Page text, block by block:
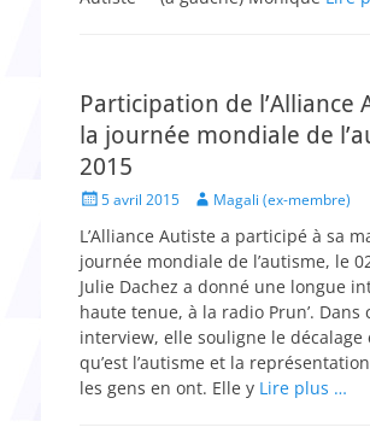
Participation de l’Alliance
la journée mondiale de
2015
Posted5 avril 2015 AuthorMagali (ex-membre)
L’Alliance Autiste a participé à sa
journée mondiale de l’autisme, le
Julie Dachez a donné une longue
haute tenue, à la radio Prun’. Dans
interview, elle souligne le décalage
qu’est l’autisme et la
les gens en ont. Elle y Lire plus …